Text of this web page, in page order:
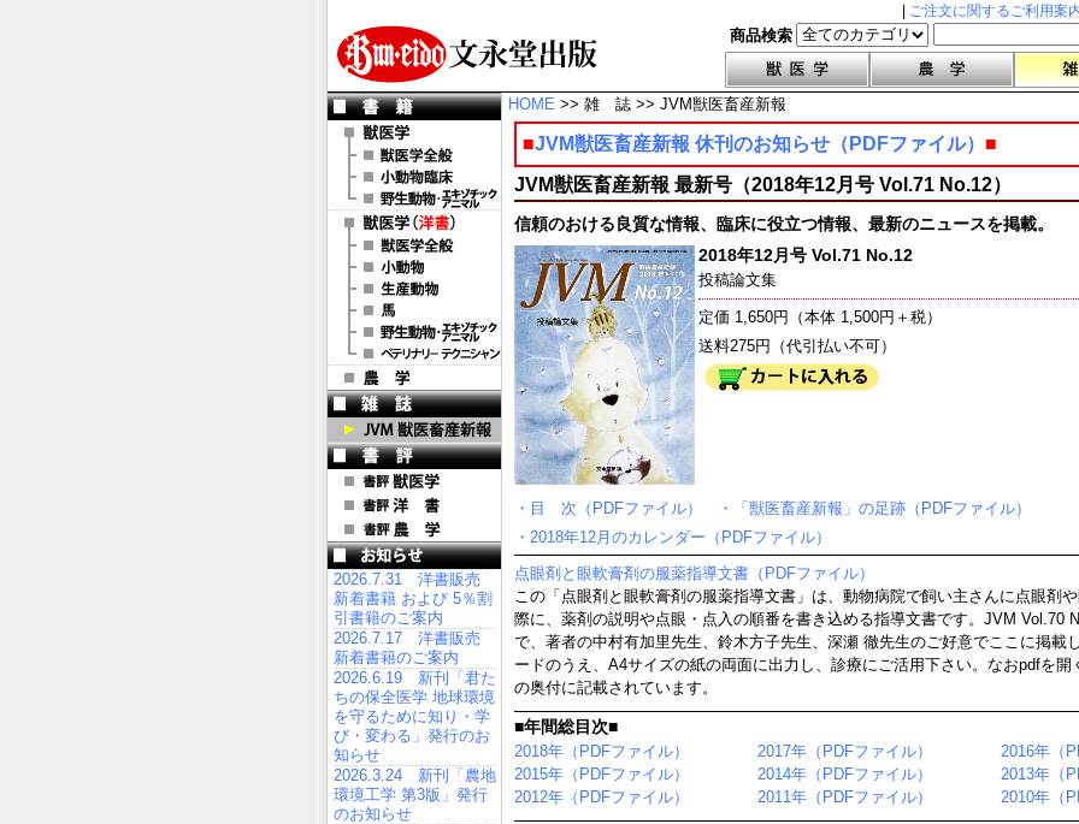
ご注文に関するご利用案
商品検索
2026.7.31 洋書販売
新着書籍 および 5％割
引書籍のご案内
2026.7.17 洋書販売
新着書籍のご案内
2026.6.19 新刊「君た
ちの保全医学 地球環境
を守るために知り・学
び・変わる」発行のお
知らせ
2026.3.24 新刊「農地
環境工学 第3版」発行
のお知らせ
HOME >> 雑 誌 >> JVM獣医畜産新報
■JVM獣医畜産新報 休刊のお知らせ（PDFファイル） ■
JVM獣医畜産新報 最新号（2018年12月号 Vol.71 No.12）
信頼のおける良質な情報、臨床に役立つ情報、最新のニュースを掲載。
2018年12月号 Vol.71 No.12
投稿論文集
定価 1,650円（本体 1,500円＋税）
送料275円（代引払い不可）
・目 次（PDFファイル）
・「獣医畜産新報」の足跡（PDFファイル）
・2018年12月のカレンダー（PDFファイル）
点眼剤と眼軟膏剤の服薬指導文書（PDFファイル）
この「点眼剤と眼軟膏剤の服薬指導文書」は、動物病院で飼い主さんに点眼剤
際に、薬剤の説明や点眼・点入の順番を書き込める指導文書です。JVM Vol.70
で、著者の中村有加里先生、鈴木方子先生、深瀬 徹先生のご好意でここに掲載
ードのうえ、A4サイズの紙の両面に出力し、診療にご活用下さい。なおpdfを
の奥付に記載されています。
■年間総目次■
2018年（PDFファイル） 2017年（PDFファイル）
2016年（
2015年（PDFファイル）
2014年（PDFファイル）
2013年（
2012年（PDFファイル）
2011年（PDFファイル） 2010年（